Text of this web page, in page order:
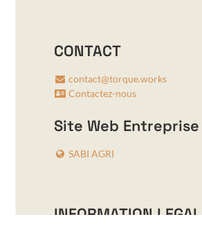
CONTACT
contact@torque.works
Contactez-nous
Site Web Entreprise
SABI AGRI
INFORMATION LEGAL